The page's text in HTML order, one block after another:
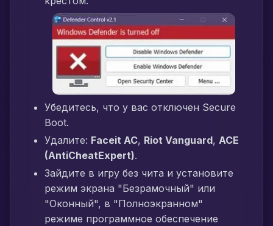
Убедитесь, что у вас отключен Secure
Boot.
Удалите: Faceit AC, Riot Vanguard, ACE
(AntiCheatExpert).
Зайдите в игру без чита и установите
режим экрана "Безрамочный" или
"Оконный", в "Полноэкранном"
режиме программное обеспечение